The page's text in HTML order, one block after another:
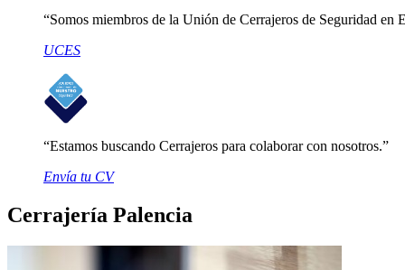
Somos miembros de la Unión de Cerrajeros de Seguridad en
UCES
Estamos buscando Cerrajeros para colaborar con nosotros.
Envía tu CV
Cerrajería Palencia